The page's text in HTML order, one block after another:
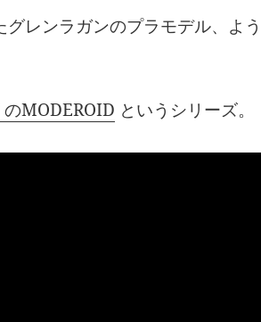
レンラガンのプラモデル、よ
MODEROID というシリーズ。